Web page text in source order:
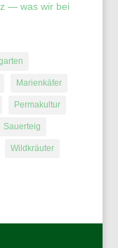
— was wir bei
Marienkäfer
Permakultur
Sauerteig
Wildkräuter